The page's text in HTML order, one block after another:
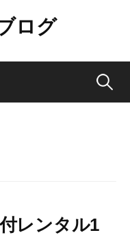
ログ
検
レンタル1